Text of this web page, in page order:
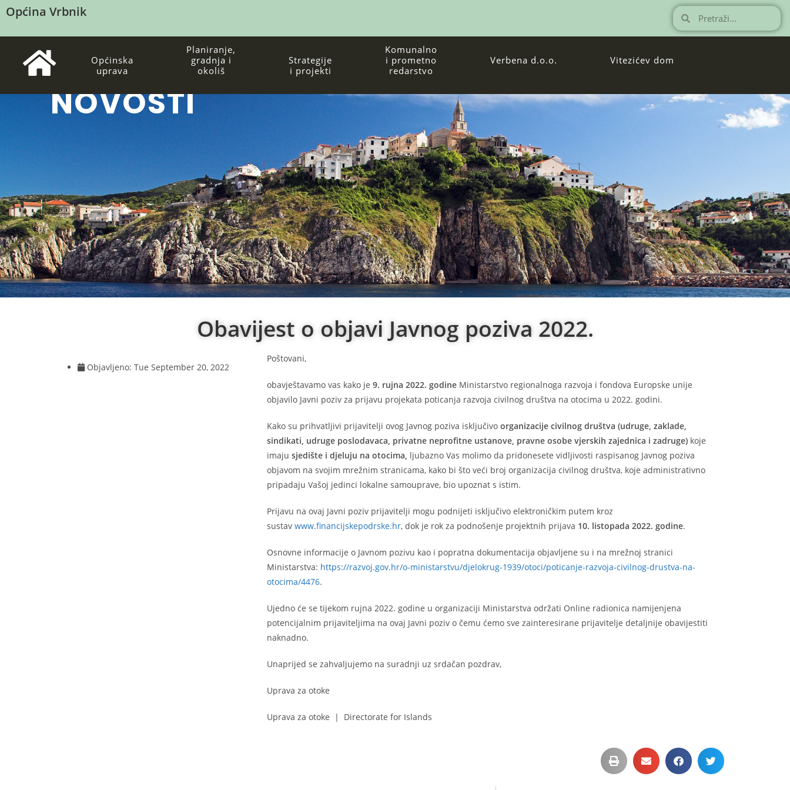
Općina Vrbnik
Općinska
uprava
Planiranje,
gradnja i
okoliš
Strategije
i projekti
Komunalno
i prometno
redarstvo
Verbena d.o.o. Vitezićev dom
NOVOSTI
Obavijest o objavi Javnog poziva 2022.
Objavljeno: Tue September 20, 2022
Poštovani,
obavještavamo vas kako je 9. rujna 2022. godine Ministarstvo regionalnoga razvoja i fondova Europske unije
objavilo Javni poziv za prijavu projekata poticanja razvoja civilnog društva na otocima u 2022. godini.
Kako su prihvatljivi prijavitelji ovog Javnog poziva isključivo organizacije civilnog društva (udruge, zaklade,
sindikati, udruge poslodavaca, privatne neprofitne ustanove, pravne osobe vjerskih zajednica i zadruge) koje
imaju sjedište i djeluju na otocima, ljubazno Vas molimo da pridonesete vidljivosti raspisanog Javnog poziva
objavom na svojim mrežnim stranicama, kako bi što veći broj organizacija civilnog društva, koje administrativno
pripadaju Vašoj jedinci lokalne samouprave, bio upoznat s istim.
Prijavu na ovaj Javni poziv prijavitelji mogu podnijeti isključivo elektroničkim putem kroz
sustav www.financijskepodrske.hr, dok je rok za podnošenje projektnih prijava 10. listopada 2022. godine.
Osnovne informacije o Javnom pozivu kao i popratna dokumentacija objavljene su i na mrežnoj stranici
Ministarstva: https://razvoj.gov.hr/o-ministarstvu/djelokrug-1939/otoci/poticanje-razvoja-civilnog-drustva-na-
otocima/4476.
Ujedno će se tijekom rujna 2022. godine u organizaciji Ministarstva održati Online radionica namijenjena
potencijalnim prijaviteljima na ovaj Javni poziv o čemu ćemo sve zainteresirane prijavitelje detaljnije obavijestiti
naknadno.
Unaprijed se zahvaljujemo na suradnji uz srdačan pozdrav,
Uprava za otoke
Uprava za otoke | Directorate for Islands